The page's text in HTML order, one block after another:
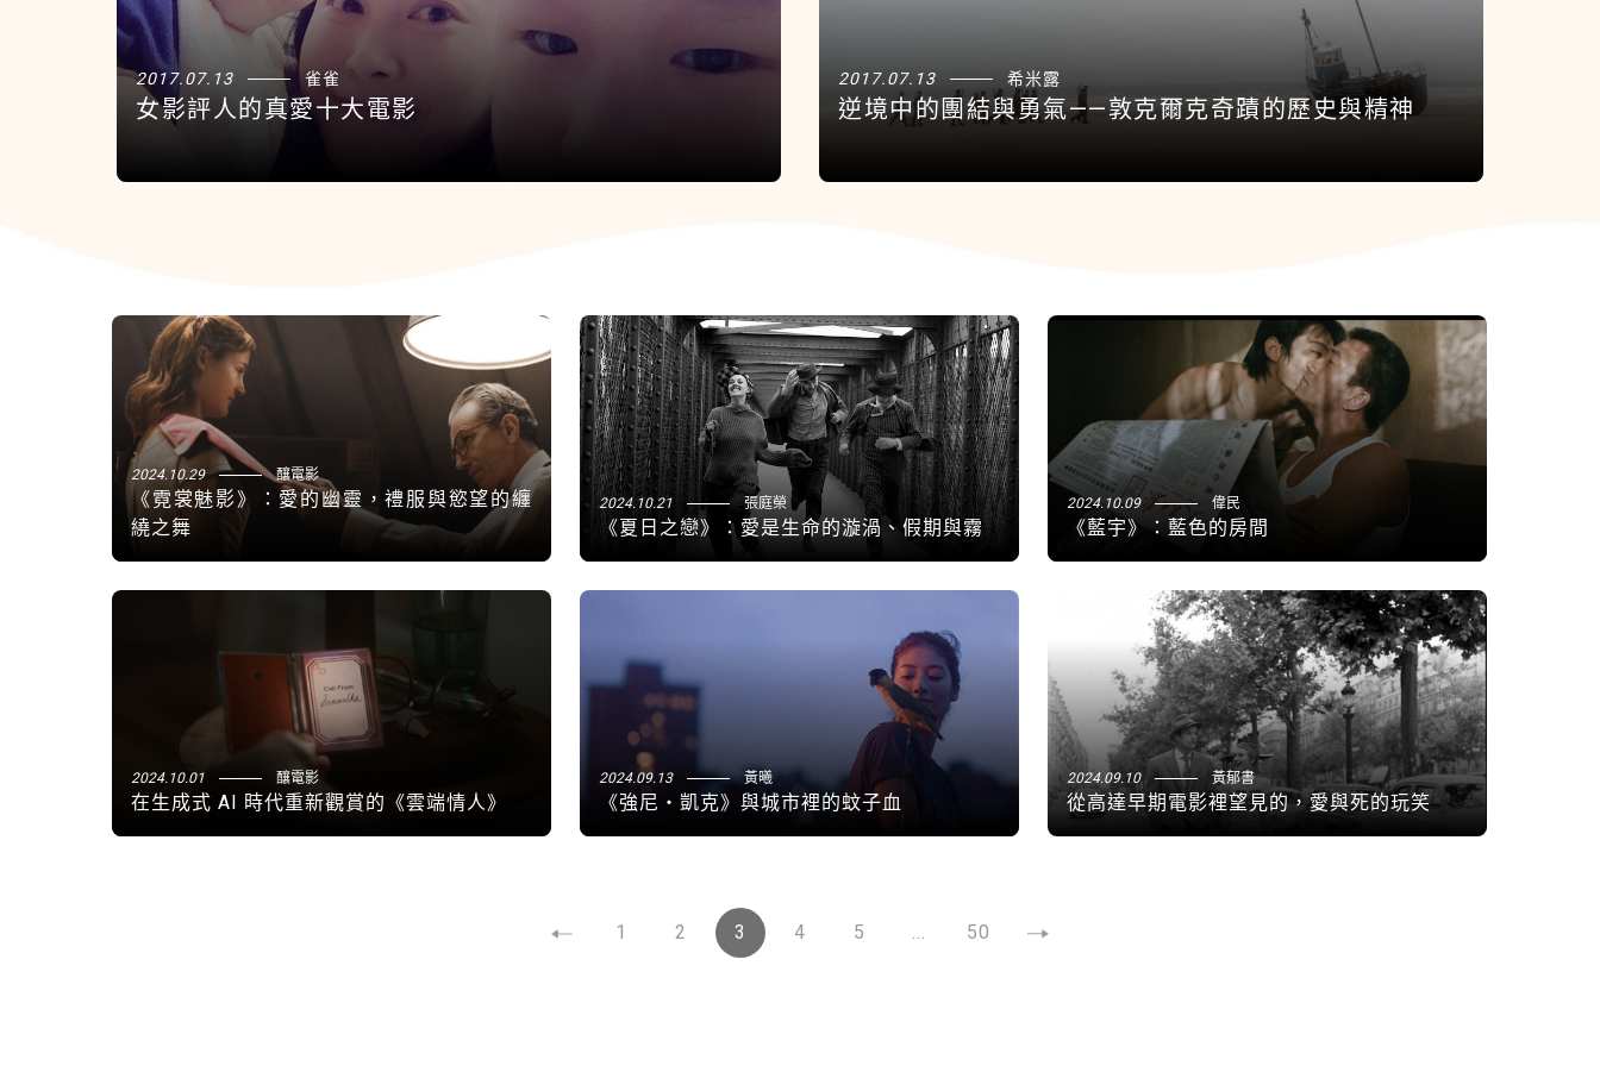
2017.07.13 雀雀
女影評人的真愛十大電影
2017.07.13 希米露
逆境中的團結與勇氣——敦克爾克奇蹟的歷史與精神
2024.10.29 釀電影
《霓裳魅影》：愛的幽靈，禮服與慾望的纏
繞之舞
2024.10.21 張庭榮
《夏日之戀》：愛是生命的漩渦、假期與霧
2024.10.09 偉民
《藍宇》：藍色的房間
2024.10.01 釀電影
在生成式 AI 時代重新觀賞的《雲端情人》
2024.09.13 黃曦
《強尼・凱克》與城市裡的蚊子血
2024.09.10 黃郁書
從高達早期電影裡望見的，愛與死的玩笑
1 2 3 4 5 ... 50
關閉